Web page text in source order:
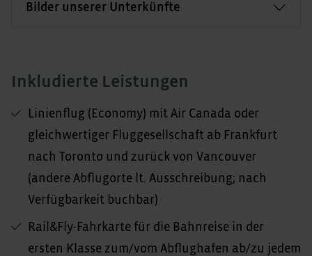
Bilder unserer Unterkünfte
Inkludierte Leistungen
Linienflug (Economy) mit Air Canada oder
gleichwertiger Fluggesellschaft ab Frankfurt
nach Toronto und zurück von Vancouver
(andere Abflugorte lt. Ausschreibung; nach
Verfügbarkeit buchbar)
Rail&Fly-Fahrkarte für die Bahnreise in der
ersten Klasse zum/vom Abflughafen ab/zu jedem